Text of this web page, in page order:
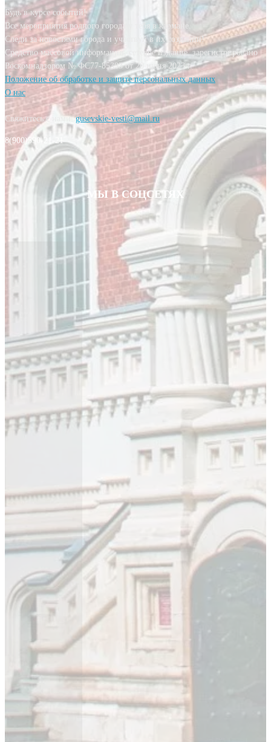
Будь в курсе событий!
Все мероприятия родного города у тебя в кармане.
Следи за новостями города и участвуй в их создании!
Средство массовой информации, сетевое издание, зарегистрировано
Роскомнадзором № ФС77-85393 от 20 июня 2023 г.
Положение об обработке и защите персональных данных
О нас
Свяжитесь с нами:gusevskie-vesti@mail.ru
8(900)590-21-21
МЫ В СОЦСЕТЯХ